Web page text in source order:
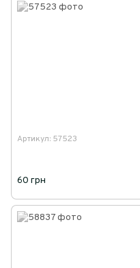
Артикул: 57523
60 грн